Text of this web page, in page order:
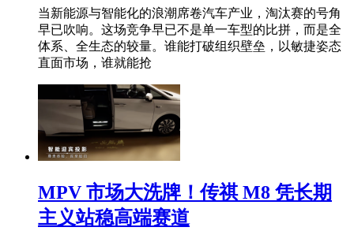
当新能源与智能化的浪潮席卷汽车产业，淘汰赛的号角
早已吹响。这场竞争早已不是单一车型的比拼，而是全
体系、全生态的较量。谁能打破组织壁垒，以敏捷姿态
直面市场，谁就能抢
MPV 市场大洗牌！传祺 M8 凭长期
主义站稳高端赛道